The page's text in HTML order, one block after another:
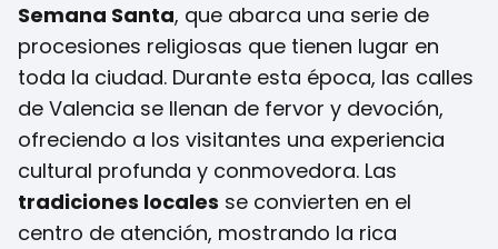
Semana Santa, que abarca una serie de
procesiones religiosas que tienen lugar en
toda la ciudad. Durante esta época, las calles
de Valencia se llenan de fervor y devoción,
ofreciendo a los visitantes una experiencia
cultural profunda y conmovedora. Las
tradiciones locales se convierten en el
centro de atención, mostrando la rica